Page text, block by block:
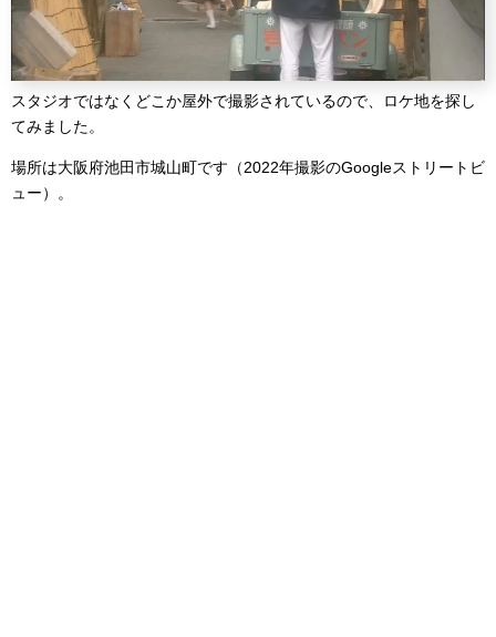
スタジオではなくどこか屋外で撮影されているので、ロケ地を探し
てみました。
場所は大阪府池田市城山町です（2022年撮影のGoogleストリートビ
ュー）。